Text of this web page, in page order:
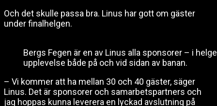
Och det skulle passa bra. Linus har gott om gäster
under finalhelgen.
Bergs Fegen är en av Linus alla sponsorer – i
upplevelse både på och vid sidan av banan.
– Vi kommer att ha mellan 30 och 40 gäster, säger
Linus. Det är sponsorer och samarbetspartners och
jag hoppas kunna leverera en lyckad avslutning på